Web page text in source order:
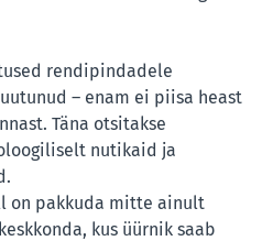
rendipindadele
– enam ei piisa heast
Täna otsitakse
nutikaid ja
on pakkuda mitte ainult
kus üürnik saab